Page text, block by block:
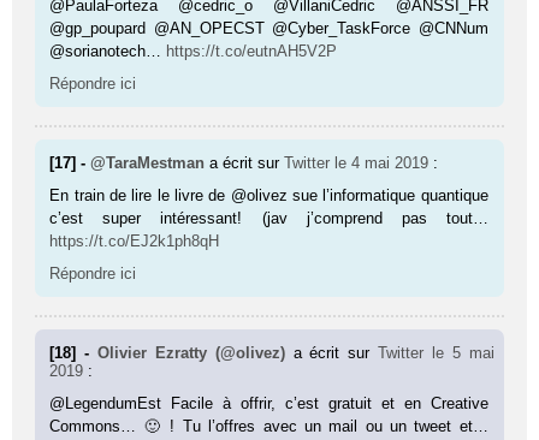
@PaulaForteza @cedric_o @VillaniCedric @ANSSI_FR
@gp_poupard @AN_OPECST @Cyber_TaskForce @CNNum
@sorianotech…
https://t.co/eutnAH5V2P
Répondre ici
[17] -@TaraMestman a écrit surTwitter le 4 mai 2019 :
En train de lire le livre de @olivez sue l’informatique quantique
c’est super intéressant! (jav j’comprend pas tout…
https://t.co/EJ2k1ph8qH
Répondre ici
[18] - Olivier Ezratty (@olivez) a écrit surTwitter
le 5 mai
2019 :
@LegendumEst Facile à offrir, c’est gratuit et en Creative
Commons… 🙂 ! Tu l’offres avec un mail ou un tweet et…